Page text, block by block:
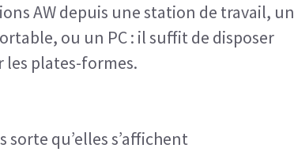
AW depuis une station de travail, un
ou un PC : il suffit de disposer
les plates-formes.
sorte qu’elles s’affichent